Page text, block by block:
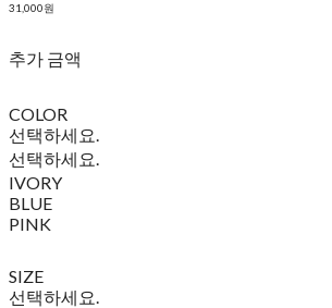
31,000원
추가 금액
COLOR
선택하세요.
선택하세요.
IVORY
BLUE
PINK
SIZE
선택하세요.